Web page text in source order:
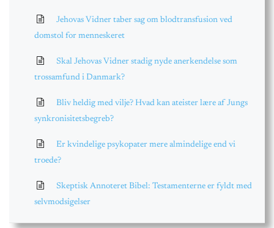
Jehovas Vidner taber sag om blodtransfusion ved
domstol for menneskeret
Skal Jehovas Vidner stadig nyde anerkendelse som
trossamfund i Danmark?
Bliv heldig med vilje? Hvad kan ateister lære af Jungs
synkronisitetsbegreb?
Er kvindelige psykopater mere almindelige end vi
troede?
Skeptisk Annoteret Bibel: Testamenterne er fyldt med
selvmodsigelser